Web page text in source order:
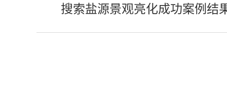
搜索盐源景观亮化成功案例结